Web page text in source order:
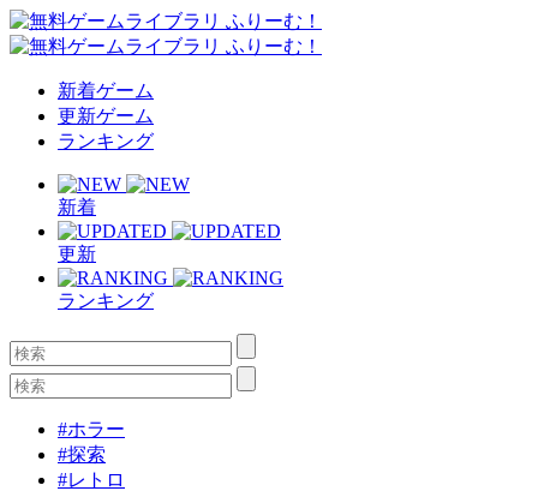
新着ゲーム
更新ゲーム
ランキング
新着
更新
ランキング
#ホラー
#探索
#レトロ